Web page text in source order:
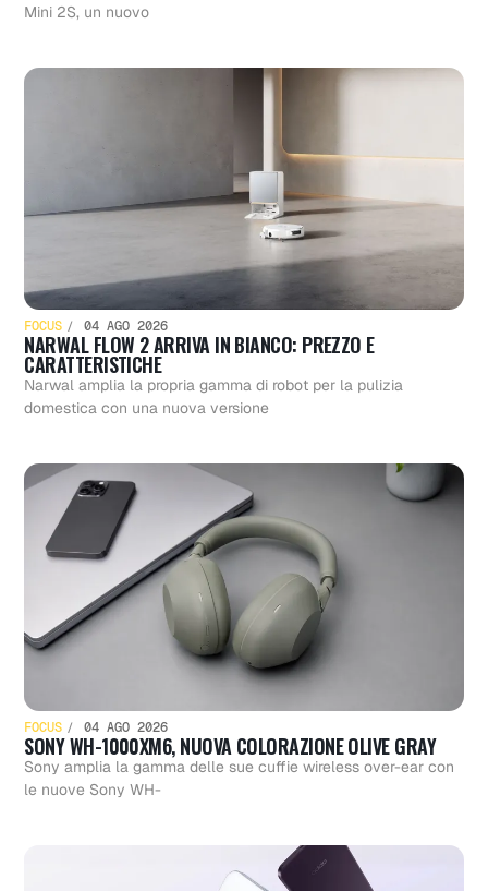
Mini 2S, un nuovo
FOCUS 04 AGO 2026
NARWAL FLOW 2 ARRIVA IN BIANCO: PREZZO E
CARATTERISTICHE
Narwal amplia la propria gamma di robot per la pulizia
domestica con una nuova versione
FOCUS 04 AGO 2026
SONY WH-1000XM6, NUOVA COLORAZIONE OLIVE GRAY
Sony amplia la gamma delle sue cuffie wireless over-ear con
le nuove Sony WH-